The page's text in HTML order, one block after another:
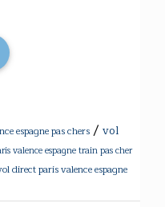
espagne pas chers/ vol
valence espagne train pas cher
direct paris valence espagne